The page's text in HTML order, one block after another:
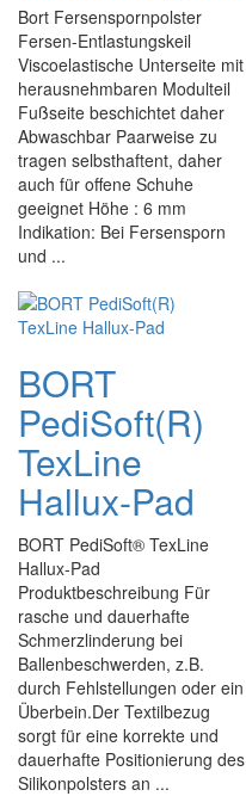
Bort Fersenspornpolster
Fersen-Entlastungskeil
Viscoelastische Unterseite mit
herausnehmbaren Modulteil
Fußseite beschichtet daher
Abwaschbar Paarweise zu
tragen selbsthaftent, daher
auch für offene Schuhe
geeignet Höhe : 6 mm
Indikation: Bei Fersensporn
und ...
BORT
PediSoft(R)
TexLine
Hallux-Pad
BORT PediSoft® TexLine
Hallux-Pad
Produktbeschreibung Für
rasche und dauerhafte
Schmerzlinderung bei
Ballenbeschwerden, z.B.
durch Fehlstellungen oder ein
Überbein.Der Textilbezug
sorgt für eine korrekte und
dauerhafte Positionierung des
Silikonpolsters an ...